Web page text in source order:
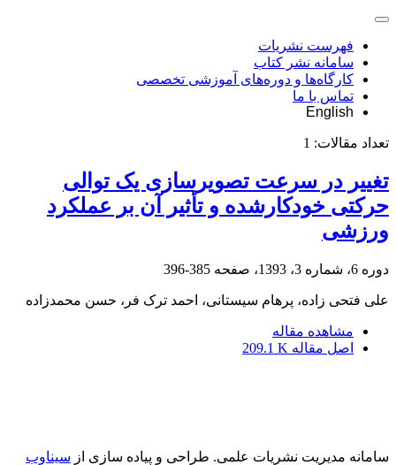
فهرست نشریات
سامانه نشر کتاب
کارگاه‌ها و دوره‌های آموزشی تخصصی
تماس با ما
English
تعداد مقالات: 1
تغییر در سرعت تصویرسازی یک توالی
حرکتی خودکارشده و تأثیر آن بر عملکرد
ورزشی
دوره 6، شماره 3، 1393، صفحه 385-396
علی فتحی زاده، پرهام سیستانی، احمد ترک فر، حسن محمدزاده
مشاهده مقاله
اصل مقاله 209.1 K
سامانه مدیریت نشریات علمی. طراحی و پیاده سازی از سیناوب